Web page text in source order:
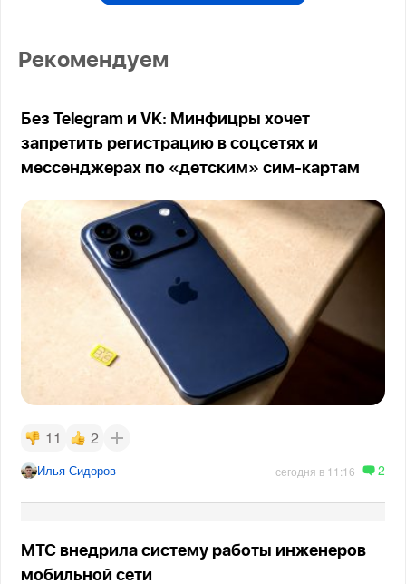
Рекомендуем
Без Telegram и VK: Минфицры хочет
запретить регистрацию в соцсетях и
мессенджерах по «детским» сим-картам
11 2
Илья Сидоров сегодня в 11:16 2
МТС внедрила систему работы инженеров
мобильной сети